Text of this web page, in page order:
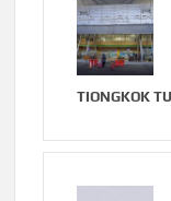
TIONGKOK